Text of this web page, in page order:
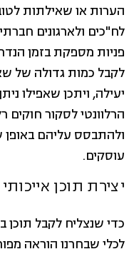
הערות או שאילתות
לח"כים ולארגונים
פניות מספקת בזמן
לקבל כמות גדולה של
יעילה, ויתכן שאפילו
הרלוונטי לסקור חוקים
ולהתבסס עליהם
עוסקים.
יצירת תוכן אייכותי
כדי שנצליח לקבל תוכן
לכלי שבחרנו הוראה